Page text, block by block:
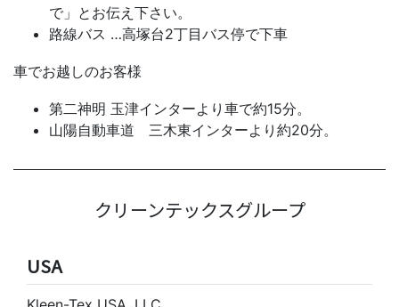
で」とお伝え下さい。
路線バス …高塚台2丁目バス停で下車
車でお越しのお客様
第二神明 玉津インターより車で約15分。
山陽自動車道 三木東インターより約20分。
クリーンテックスグループ
USA